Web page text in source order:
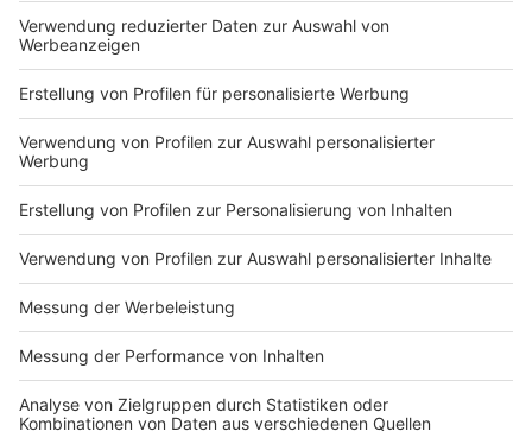
Nutzungsbedingungen
Impressum
Das Band-ABC
Jobs
Presse
Archiv
Teilnahme­bedingungen
Geschäfts­bedingungen
Kontakt
Studio-Hotline
Werbung
Region wechseln
Newsletter